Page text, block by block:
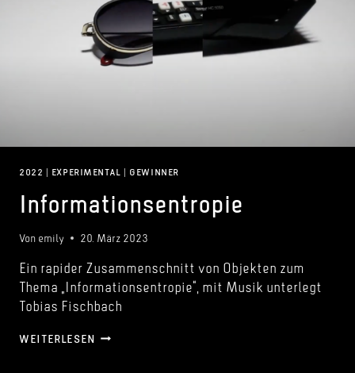
2022 | EXPERIMENTAL | GEWINNER
Informationsentropie
Von emily 20. März 2023
Ein rapider Zusammenschnitt von Objekten zum
Thema „Informationsentropie“, mit Musik unterlegt
Tobias Fischbach
WEITERLESEN INFORMATIONSENTROPIE